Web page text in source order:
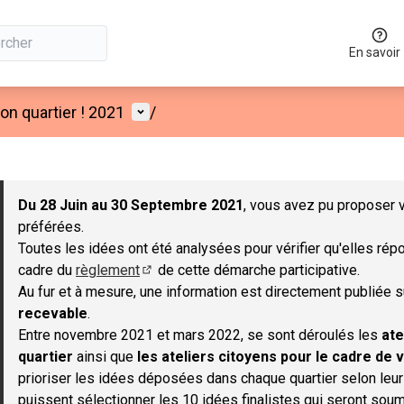
En savoir
quartier ! 2021 Menu utilisateur
/
la carte
Du 28 Juin au 30 Septembre 2021, vous avez pu proposer
préférées.
Toutes les idées ont été analysées pour vérifier qu'elles
cadre du règlement
(S'ouvre dans un nouvel onglet)
de cette démarche participative.
Au fur et à mesure, une information est directement publiée
recevable.
Entre novembre 2021 et mars 2022, se sont déroulés les
quartier ainsi que les ateliers citoyens pour le cadre de
prioriser les idées déposées dans chaque quartier selon
puissent sélectionner les 10 idées finalistes qui seront